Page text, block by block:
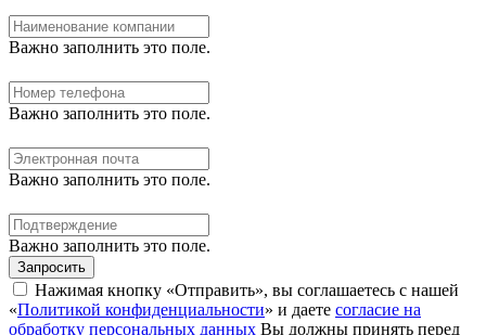
Важно заполнить это поле.
Важно заполнить это поле.
Важно заполнить это поле.
Важно заполнить это поле.
Запросить
Нажимая кнопку «Отправить», вы соглашаетесь с нашей
«Политикой конфиденциальности» и даете согласие на
обработку персональных данных Вы должны принять перед